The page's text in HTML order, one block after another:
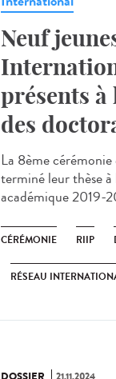
Neuf
présents à
des
La 8ème
terminé leur thèse
académique 2019-
CÉRÉMONIE RIIP
RÉSEAU